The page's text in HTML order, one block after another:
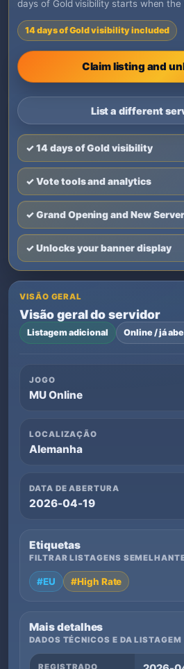
days of Gold visibility starts when the
14 days of Gold visibility included
Claim listing and
List a different
✓ 14 days of Gold visibility
✓ Vote tools and analytics
✓ Grand Opening and New
✓ Unlocks your banner display
VISÃO GERAL
Visão geral do servidor
Listagem adicional Online / já
JOGO
MU Online
LOCALIZAÇÃO
Alemanha
DATA DE ABERTURA
2026-04-19
Etiquetas
FILTRAR LISTAGENS
#EU #High Rate
Mais detalhes
DADOS TÉCNICOS E DA LISTAGEM
REGISTRADO